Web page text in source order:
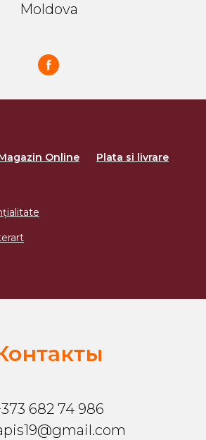
Moldova
Online Plata si livrare
682 74 986